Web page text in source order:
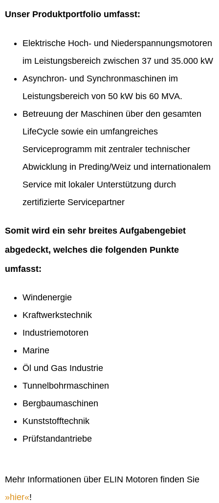
Unser Produktportfolio umfasst:
Elektrische Hoch- und Niederspannungsmotoren
im Leistungsbereich zwischen 37 und 35.000 kW
Asynchron- und Synchronmaschinen im
Leistungsbereich von 50 kW bis 60 MVA.
Betreuung der Maschinen über den gesamten
LifeCycle sowie ein umfangreiches
Serviceprogramm mit zentraler technischer
Abwicklung in Preding/Weiz und internationalem
Service mit lokaler Unterstützung durch
zertifizierte Servicepartner
Somit wird ein sehr breites Aufgabengebiet
abgedeckt, welches die folgenden Punkte
umfasst:
Windenergie
Kraftwerkstechnik
Industriemotoren
Marine
Öl und Gas Industrie
Tunnelbohrmaschinen
Bergbaumaschinen
Kunststofftechnik
Prüfstandantriebe
Mehr Informationen über ELIN Motoren finden Sie
hier !